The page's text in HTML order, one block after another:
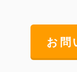
お問